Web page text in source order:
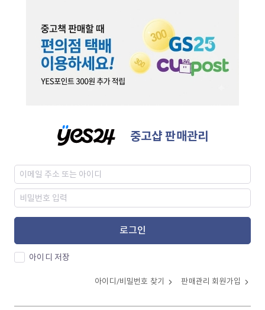
중고샵 판매관리
로그인
아이디 저장
아이디/비밀번호 찾기 판매관리 회원가입